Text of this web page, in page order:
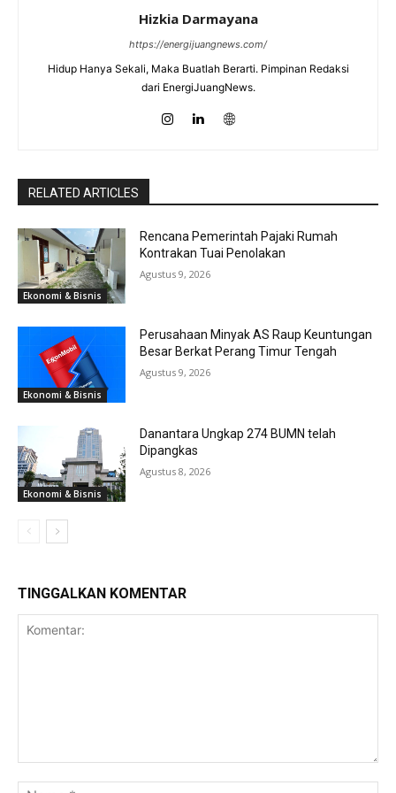
Hizkia Darmayana
https://energijuangnews.com/
Hidup Hanya Sekali, Maka Buatlah Berarti. Pimpinan Redaksi
dari EnergiJuangNews.
RELATED ARTICLES
Ekonomi & Bisnis
Rencana Pemerintah Pajaki Rumah
Kontrakan Tuai Penolakan
Agustus 9, 2026
Ekonomi & Bisnis
Perusahaan Minyak AS Raup Keuntungan
Besar Berkat Perang Timur Tengah
Agustus 9, 2026
Ekonomi & Bisnis
Danantara Ungkap 274 BUMN telah
Dipangkas
Agustus 8, 2026
TINGGALKAN KOMENTAR